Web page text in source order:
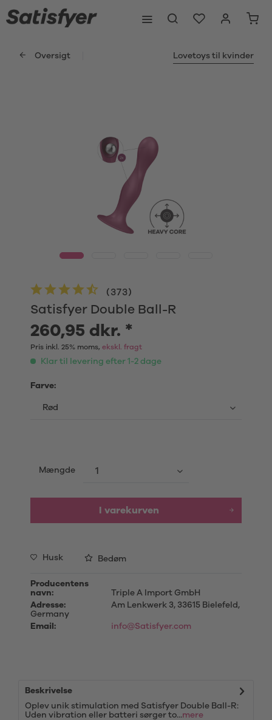
Oversigt Lovetoys til kvinder
Satisfyer Double Ball-R
(373)
260,95 dkr. *
Pris inkl. 25% moms, ekskl. fragt
Klar til levering efter 1-2 dage
Farve:
Mængde
I varekurven
Husk Bedøm
Producentens
navn:
Triple A Import GmbH
Adresse:
Am Lenkwerk 3, 33615 Bielefeld,
Germany
Email:
info@Satisfyer.com
Beskrivelse
Oplev unik stimulation med Satisfyer Double Ball-R:
Uden vibration eller batteri sørger to...mere